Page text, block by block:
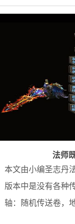
法师
本文由小编圣志丹
版本中是没有各种
轴：随机传送卷，